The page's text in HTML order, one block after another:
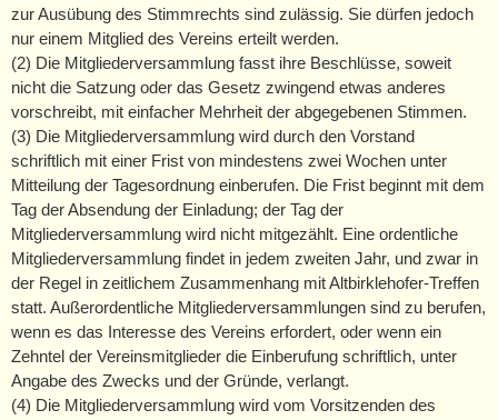
zur Ausübung des Stimmrechts sind zulässig. Sie dürfen jedoch
nur einem Mitglied des Vereins erteilt werden.
(2) Die Mitgliederversammlung fasst ihre Beschlüsse, soweit
nicht die Satzung oder das Gesetz zwingend etwas anderes
vorschreibt, mit einfacher Mehrheit der abgegebenen Stimmen.
(3) Die Mitgliederversammlung wird durch den Vorstand
schriftlich mit einer Frist von mindestens zwei Wochen unter
Mitteilung der Tagesordnung einberufen. Die Frist beginnt mit dem
Tag der Absendung der Einladung; der Tag der
Mitgliederversammlung wird nicht mitgezählt. Eine ordentliche
Mitgliederversammlung findet in jedem zweiten Jahr, und zwar in
der Regel in zeitlichem Zusammenhang mit Altbirklehofer-Treffen
statt. Außerordentliche Mitgliederversammlungen sind zu berufen,
wenn es das Interesse des Vereins erfordert, oder wenn ein
Zehntel der Vereinsmitglieder die Einberufung schriftlich, unter
Angabe des Zwecks und der Gründe, verlangt.
(4) Die Mitgliederversammlung wird vom Vorsitzenden des